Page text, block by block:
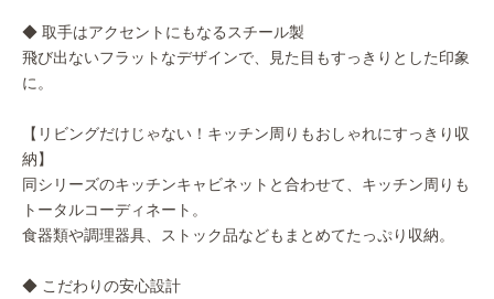
◆ 取手はアクセントにもなるスチール製
飛び出ないフラットなデザインで、見た目もすっきりとした印象
に。
【リビングだけじゃない！キッチン周りもおしゃれにすっきり収
納】
同シリーズのキッチンキャビネットと合わせて、キッチン周りも
トータルコーディネート。
食器類や調理器具、ストック品などもまとめてたっぷり収納。
◆ こだわりの安心設計